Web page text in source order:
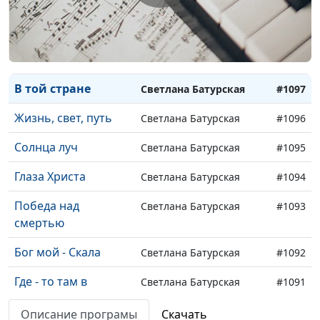
Все будет иначе Светлана Батурская
В горнем ущелье Светлана Батурская #1098
В той стране Светлана Батурская #1097
Жизнь, свет, путь Светлана Батурская #1096
Солнца луч Светлана Батурская #1095
Глаза Христа Светлана Батурская #1094
Победа над
смертью
Светлана Батурская #1093
Бог мой - Скала Светлана Батурская #1092
Где - то там в
небесах
Светлана Батурская #1091
Описание програмы Скачать